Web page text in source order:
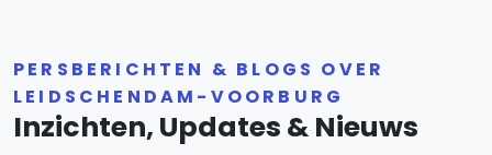
PERSBERICHTEN & BLOGS OVER
LEIDSCHENDAM-VOORBURG
Inzichten, Updates & Nieuws